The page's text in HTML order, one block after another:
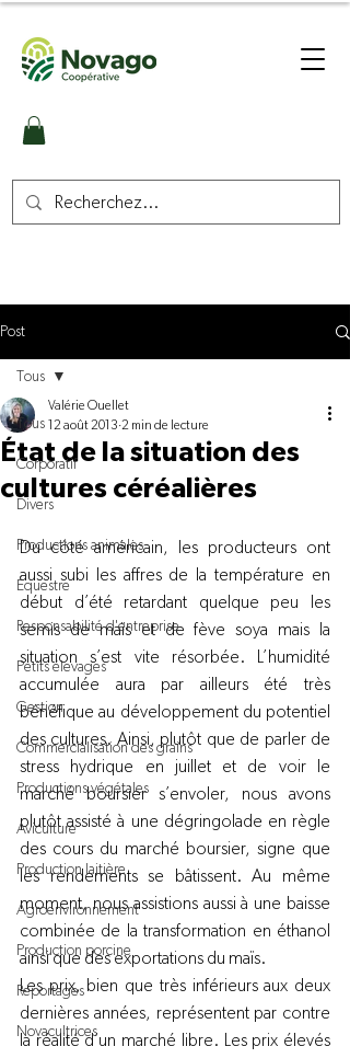
Post
Tous
Corporatif
Divers
Productions animales
Équestre
Responsabilité d'entreprise
Petits élevages
Gestion
Commercialisation des grains
Productions végétales
Aviculture
Production laitière
Agroenvironnement
Production porcine
Reportages
Novacultrices
Tous
État de la situation des
cultures céréalières
Valérie Ouellet
12 août 2013 2 min de lecture
Du côté américain, les producteurs ont
aussi subi les affres de la température en
début d’été retardant quelque peu les
semis de maïs et de fève soya mais la
situation s’est vite résorbée. L’humidité
accumulée aura par ailleurs été très
bénéfique au développement du potentiel
des cultures. Ainsi, plutôt que de parler de
stress hydrique en juillet et de voir le
marché boursier s’envoler, nous avons
plutôt assisté à une dégringolade en règle
des cours du marché boursier, signe que
les rendements se bâtissent. Au même
moment, nous assistions aussi à une baisse
combinée de la transformation en éthanol
ainsi que des exportations du maïs.
Les prix, bien que très inférieurs aux deux
dernières années, représentent par contre
la réalité d’un marché libre. Les prix élevés